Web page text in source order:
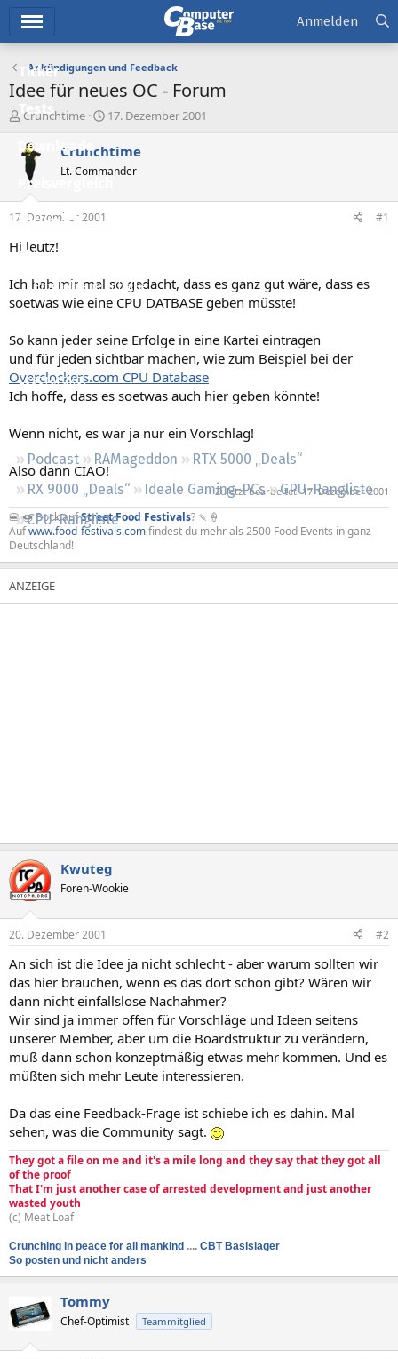
Ticker
Tests
Downloads
Preisvergleich
Forum
Aktuelles
Empfohlene Inhalte
Neueste Aktivitäten
Leserartikel
Podcast RAMageddon
RTX 5000 „Deals“
RX 9000 „Deals“
Ideale Gaming-PCs
GPU-Rangliste
CPU-Rangliste
Anmelden
Ankündigungen und Feedback
Idee für neues OC - Forum
E
s
t
e
e
Crunchtime
E
s
e
t
17. Dezember 2001
Crunchtime
Lt. Commander
17. Dezember 2001 #1
Hi leutz!
Ich hab mir mal so gedacht, dass es ganz gut wäre, dass es
soetwas wie eine CPU DATBASE geben müsste!
So kann jeder seine Erfolge in eine Kartei eintragen
und für jeden sichtbar machen, wie zum Beispiel bei der
Overclockers.com CPU Database
Ich hoffe, dass es soetwas auch hier geben könnte!
Wenn nicht, es war ja nur ein Vorschlag!
Also dann CIAO!
Zuletzt bearbeitet:17. Dezember 2001
🍔 🍩 Bock aufStreet Food Festivals? 🍡🍦
Aufwww.food-festivals.comfindest du mehr als 2500 Food Events in ganz
Deutschland!
Kwuteg
Foren-Wookie
20. Dezember 2001 #2
An sich ist die Idee ja nicht schlecht - aber warum sollten wir
das hier brauchen, wenn es das dort schon gibt? Wären wir
dann nicht einfallslose Nachahmer?
Wir sind ja immer offen für Vorschläge und Ideen seitens
unserer Member, aber um die Boardstruktur zu verändern,
muß dann schon konzeptmäßig etwas mehr kommen. Und es
müßten sich mehr Leute interessieren.
Da das eine Feedback-Frage ist schiebe ich es dahin. Mal
sehen, was die Community sagt.
They got a file on me and it's a mile long and they say that they got all
of the proof
That I'm just another case of arrested development and just another
wasted youth
(c) Meat Loaf
Crunching in peace for all mankind .... CBT Basislager
So posten und nicht anders
Tommy
Chef-Optimist Teammitglied